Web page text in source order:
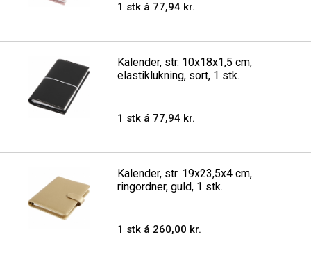
1 stk á 77,94 kr.
Kalender, str. 10x18x1,5 cm,
elastiklukning, sort, 1 stk.
1 stk á 77,94 kr.
Kalender, str. 19x23,5x4 cm,
ringordner, guld, 1 stk.
1 stk á 260,00 kr.